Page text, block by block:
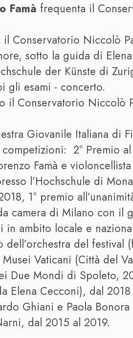
Famà frequenta il
il Conservatorio Niccolò
sotto la guida di
der Künste di
gli esami - concerto.
il Conservatorio Niccolò
Giovanile Italiana di
2° Premio
Famà e
l’Hochschule di
1° premio
camera di Milano con il
ambito locale e
del
Vaticani (Città del
Due Mondi di Spoleto,
Elena Cecconi), dal
Ghiani e Paola
dal 2015 al 2019.